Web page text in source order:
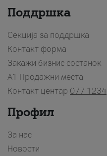
Поддршка
Секција за поддршка
Контакт форма
Закажи бизнис состанок
A1 Продажни места
Контакт центар 077 1234
Профил
За нас
Новости